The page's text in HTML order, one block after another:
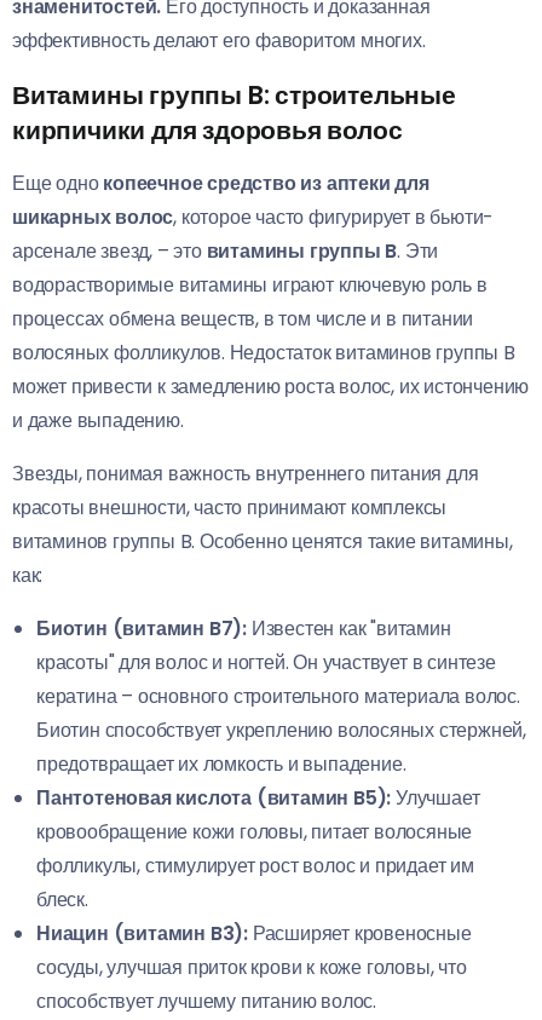
знаменитостей. Его доступность и доказанная
эффективность делают его фаворитом многих.
Витамины группы B: строительные
кирпичики для здоровья волос
Еще однокопеечное средство из аптеки для
шикарных волос, которое часто фигурирует в бьюти-
арсенале звезд, – это витамины группы B. Эти
водорастворимые витамины играют ключевую роль в
процессах обмена веществ, в том числе и в питании
волосяных фолликулов. Недостаток витаминов группы B
может привести к замедлению роста волос, их истончению
и даже выпадению.
Звезды, понимая важность внутреннего питания для
красоты внешности, часто принимают комплексы
витаминов группы B. Особенно ценятся такие витамины,
как:
Биотин (витамин B7): Известен как "витамин
красоты" для волос и ногтей. Он участвует в синтезе
кератина – основного строительного материала волос.
Биотин способствует укреплению волосяных стержней,
предотвращает их ломкость и выпадение.
Пантотеновая кислота (витамин B5):Улучшает
кровообращение кожи головы, питает волосяные
фолликулы, стимулирует рост волос и придает им
блеск.
Ниацин (витамин B3): Расширяет кровеносные
сосуды, улучшая приток крови к коже головы, что
способствует лучшему питанию волос.